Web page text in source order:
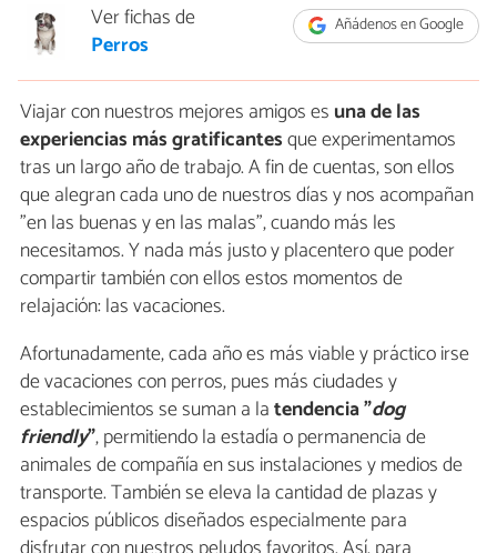
Añádenos en Google
Ver fichas de
Perros
Viajar con nuestros mejores amigos es una de las
experiencias más gratificantesque experimentamos
tras un largo año de trabajo. A fin de cuentas, son ellos
que alegran cada uno de nuestros días y nos acompañan
"en las buenas y en las malas", cuando más les
necesitamos. Y nada más justo y placentero que poder
compartir también con ellos estos momentos de
relajación: las vacaciones.
Afortunadamente, cada año es más viable y práctico irse
de vacaciones con perros, pues más ciudades y
establecimientos se suman a latendencia "dog
friendly", permitiendo la estadía o permanencia de
animales de compañía en sus instalaciones y medios de
transporte. También se eleva la cantidad de plazas y
espacios públicos diseñados especialmente para